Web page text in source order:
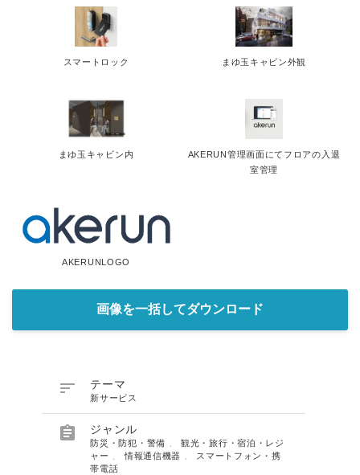
スマートロック まゆ玉キャビン外観
まゆ玉キャビン内
AKERUN管理画面にてフロアの入退
室管理
AKERUNLOGO
画像を一括してダウンロード
 テーマ
新サービス
 ジャンル
防災・防犯・警備 、観光・旅行・宿泊・レジ
ャー
、情報通信機器
スマートフォン・携
帯電話